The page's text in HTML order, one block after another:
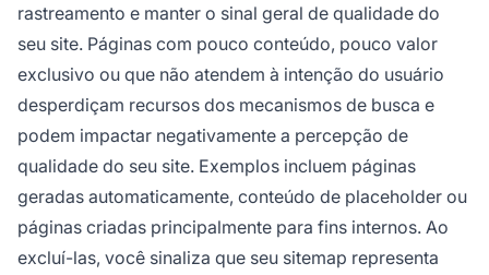
rastreamento e manter o sinal geral de qualidade do
seu site. Páginas com pouco conteúdo, pouco valor
exclusivo ou que não atendem à intenção do usuário
desperdiçam recursos dos mecanismos de busca e
podem impactar negativamente a percepção de
qualidade do seu site. Exemplos incluem páginas
geradas automaticamente, conteúdo de placeholder ou
páginas criadas principalmente para fins internos. Ao
excluí-las, você sinaliza que seu sitemap representa